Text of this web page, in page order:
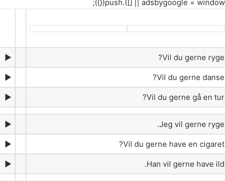
Vil du gerne ryge?
►
Vil du gerne danse?
►
Vil du gerne gå en tur?
►
Jeg vil gerne ryge.
►
Vil du gerne have en cigaret?
►
Han vil gerne have ild.
►